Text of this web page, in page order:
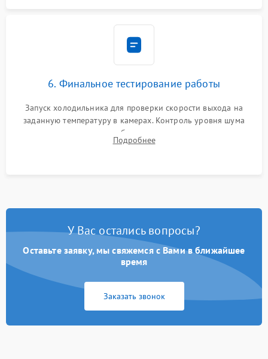
6. Финальное тестирование работы
Запуск холодильника для проверки скорости выхода на
заданную температуру в камерах. Контроль уровня шума
компрессора, отсутствия обмерзания стенок и корректного
срабатывания системы автоматической оттайки.
Подробнее
У Вас остались вопросы?
Оставьте заявку, мы свяжемся с Вами в ближайшее
время
Заказать звонок